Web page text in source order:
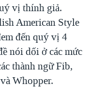
QUÁ KHỨ VÀ HIỆN
vị thính giả.
American Style
đến quý vị 4
nói dối ở các mức
thành ngữ Fib,
Whopper.